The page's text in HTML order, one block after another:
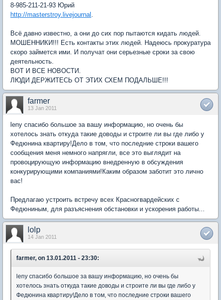
8-985-211-21-93 Юрий
http://masterstroy.livejournal .
Всё давно известно, а они до сих пор пытаются кидать людей.
МОШЕННИКИ!!! Есть контакты этих людей. Надеюсь прокуратура
скоро займется ими. И получат они серьезные сроки за свою
деятельность.
ВОТ И ВСЕ НОВОСТИ.
ЛЮДИ ДЕРЖИТЕСЬ ОТ ЭТИХ СХЕМ ПОДАЛЬШЕ!!!
farmer
13 Jan 2011
leny спасибо большое за вашу информацию, но очень бы
хотелось знать откуда такие доводы и строите ли вы где либо у
Федюнина квартиру!Дело в том, что последние строки вашего
сообщения меня немного напрягли, все это выглядит на
провоцирующую информацию внедренную в обсуждения
конкурирующими компаниями!Каким образом заботит это лично
вас!
Предлагаю устроить встречу всех Красногвардейских с
Федюниным, для разъяснения обстановки и ускорения работы...
lolp
14 Jan 2011
farmer, on 13.01.2011 - 23:30:
leny спасибо большое за вашу информацию, но очень бы
хотелось знать откуда такие доводы и строите ли вы где либо у
Федюнина квартиру!Дело в том, что последние строки вашего